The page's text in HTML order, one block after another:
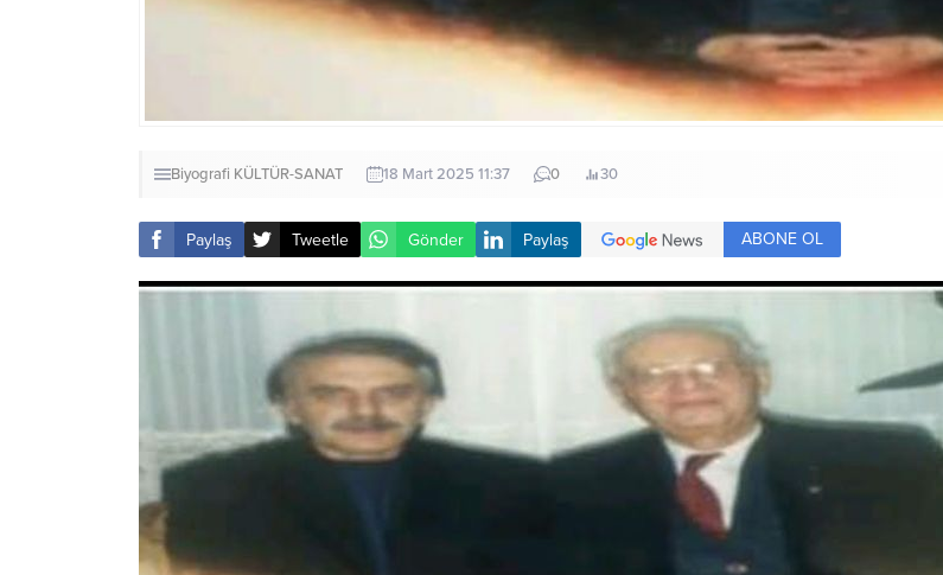
Biyografi KÜLTÜR-SANAT 18 Mart 2025 11:37 0 30
Paylaş Tweetle Gönder Paylaş ABONE OL